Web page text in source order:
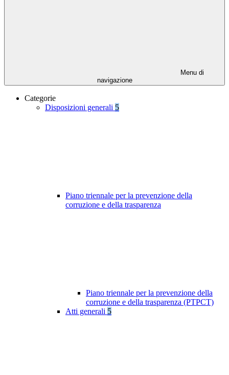
Menu di
navigazione
Categorie
Disposizioni generali 5
Piano triennale per la prevenzione della
corruzione e della trasparenza
Piano triennale per la prevenzione della
corruzione e della trasparenza (PTPCT)
Atti generali 5